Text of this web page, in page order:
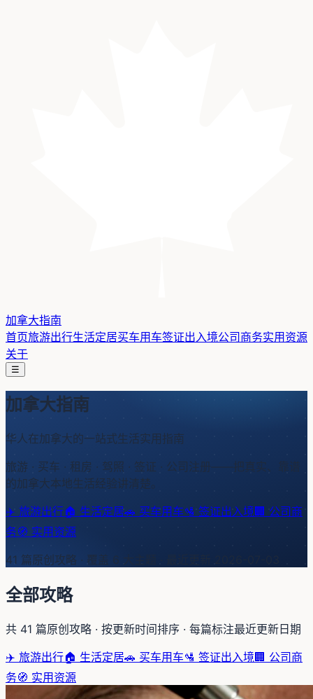
加拿大指南
首页旅游出行生活定居买车用车签证出入境公司商务实用资源
关于
☰
加拿大指南
华人在加拿大的一站式生活实用指南
旅游 · 买车 · 租房 · 驾照 · 签证 · 公司注册——把真实、靠谱
的加拿大本地生活经验讲清楚。
✈️ 旅游出行🏠 生活定居🚗 买车用车🛂 签证出入境🏢 公司商
务🧭 实用资源
41 篇原创攻略 · 覆盖 6
全部攻略
共 41 篇原创攻略 · 按更新时间排序 · 每篇标注最近更新日期
✈️ 旅游出行🏠 生活定居🚗 买车用车🛂 签证出入境🏢 公司商
务🧭 实用资源